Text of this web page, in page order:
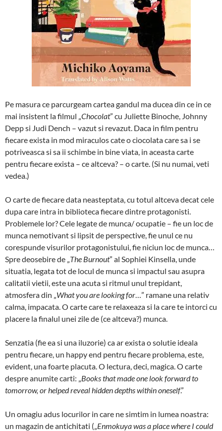
Pe masura ce parcurgeam cartea gandul ma ducea din ce in ce
mai insistent la filmul „ Chocolat” cu Juliette Binoche, Johnny
Depp si Judi Dench – vazut si revazut. Daca in film pentru
fiecare exista in mod miraculos cate o ciocolata care sa i se
potriveasca si sa ii schimbe in bine viata, in aceasta carte
pentru fiecare exista – ce altceva? – o carte. (Si nu numai, veti
vedea.)
O carte de fiecare data neasteptata, cu totul altceva decat cele
dupa care intra in biblioteca fiecare dintre protagonisti.
Problemele lor? Cele legate de munca/ ocupatie – fie un loc de
munca nemotivant si lipsit de perspective, fie unul ce nu
corespunde visurilor protagonistului, fie niciun loc de munca…
Spre deosebire de „ The Burnout” al Sophiei Kinsella, unde
situatia, legata tot de locul de munca si impactul sau asupra
calitatii vietii, este una acuta si ritmul unul trepidant,
atmosfera din „ What you are looking for …” ramane una relativ
calma, impacata. O carte care te relaxeaza si la care te intorci cu
placere la finalul unei zile de (ce altceva?) munca.
Senzatia (fie ea si una iluzorie) ca ar exista o solutie ideala
pentru fiecare, un happy end pentru fiecare problema, este,
evident, una foarte placuta. O lectura, deci, magica. O carte
despre anumite carti: „ Books that made one look forward to
tomorrow, or helped reveal hidden depths within oneself.”
Un omagiu adus locurilor in care ne simtim in lumea noastra:
un magazin de antichitati („ Enmokuya was a place where I could